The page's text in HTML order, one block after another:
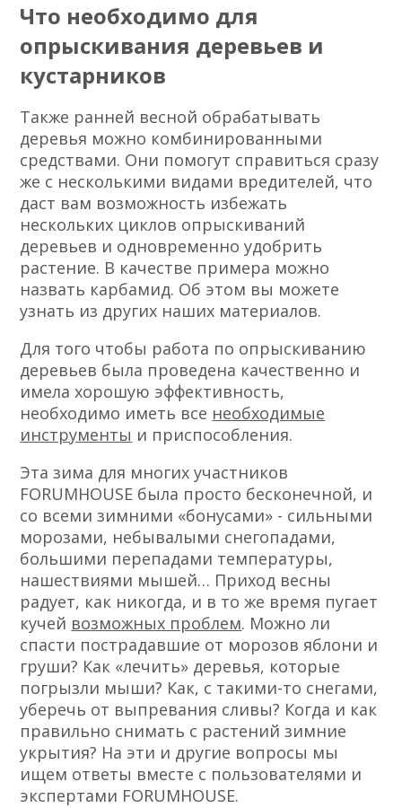
Что необходимо для
опрыскивания деревьев и
кустарников
Также ранней весной обрабатывать
деревья можно комбинированными
средствами. Они помогут справиться сразу
же с несколькими видами вредителей, что
даст вам возможность избежать
нескольких циклов опрыскиваний
деревьев и одновременно удобрить
растение. В качестве примера можно
назвать карбамид. Об этом вы можете
узнать из других наших материалов.
Для того чтобы работа по опрыскиванию
деревьев была проведена качественно и
имела хорошую эффективность,
необходимо иметь все необходимые
инструменты и приспособления.
Эта зима для многих участников
FORUMHOUSE была просто бесконечной, и
со всеми зимними «бонусами» - сильными
морозами, небывалыми снегопадами,
большими перепадами температуры,
нашествиями мышей… Приход весны
радует, как никогда, и в то же время пугает
кучей возможных проблем. Можно ли
спасти пострадавшие от морозов яблони и
груши? Как «лечить» деревья, которые
погрызли мыши? Как, с такими-то снегами,
уберечь от выпревания сливы? Когда и как
правильно снимать с растений зимние
укрытия? На эти и другие вопросы мы
ищем ответы вместе с пользователями и
экспертами FORUMHOUSE.